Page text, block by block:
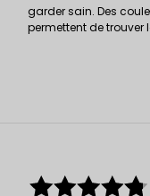
garder sain. Des
permettent de